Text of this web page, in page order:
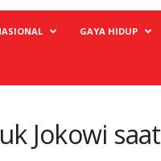
GAYA HIDUP
Jokowi saat